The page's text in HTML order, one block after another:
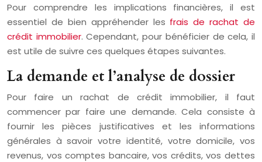
Pour comprendre les implications financières, il est
essentiel de bien appréhender les frais de rachat de
crédit immobilier. Cependant, pour bénéficier de cela, il
est utile de suivre ces quelques étapes suivantes.
La demande et l’analyse de dossier
Pour faire un rachat de crédit immobilier, il faut
commencer par faire une demande. Cela consiste à
fournir les pièces justificatives et les informations
générales à savoir votre identité, votre domicile, vos
revenus, vos comptes bancaire, vos crédits, vos dettes